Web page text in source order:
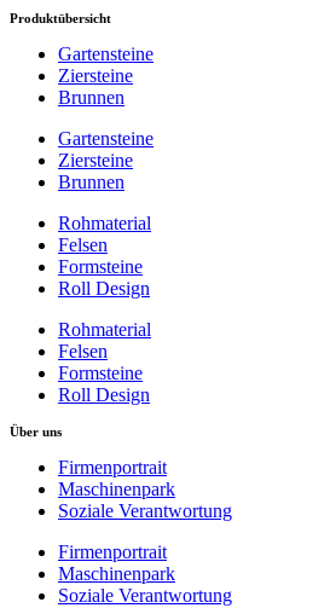
Produktübersicht
Gartensteine
Ziersteine
Brunnen
Gartensteine
Ziersteine
Brunnen
Rohmaterial
Felsen
Formsteine
Roll Design
Rohmaterial
Felsen
Formsteine
Roll Design
Über uns
Firmenportrait
Maschinenpark
Soziale Verantwortung
Firmenportrait
Maschinenpark
Soziale Verantwortung